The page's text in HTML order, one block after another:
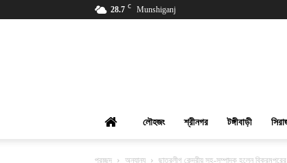
28.7 C Munshiganj
লৌহজং শ্রীনগর টঙ্গীবাড়ী
প্রচ্ছদ অন্যান্য
ছাত্রলীগ কেন্দ্রীয় সহ-সম্পাদক হলেন বিক্রমপুরের